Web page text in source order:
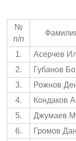
№
п/п
1.
Асерчев
2.
Губанов
3.
Рожнов
4.
Кондаков
5.
Джумаев
6.
Громов